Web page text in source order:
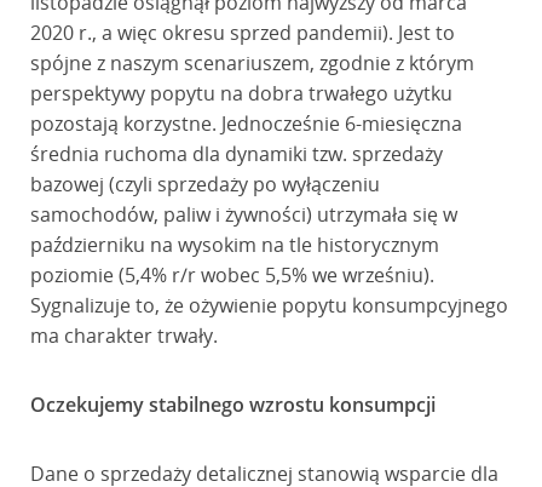
2020 r., a więc okresu sprzed pandemii). Jest to
spójne z naszym scenariuszem, zgodnie z którym
perspektywy popytu na dobra trwałego użytku
pozostają korzystne. Jednocześnie 6-miesięczna
średnia ruchoma dla dynamiki tzw. sprzedaży
bazowej (czyli sprzedaży po wyłączeniu
samochodów, paliw i żywności) utrzymała się w
październiku na wysokim na tle historycznym
poziomie (5,4% r/r wobec 5,5% we wrześniu).
Sygnalizuje to, że ożywienie popytu konsumpcyjnego
ma charakter trwały.
Oczekujemy stabilnego wzrostu konsumpcji
Dane o sprzedaży detalicznej stanowią wsparcie dla